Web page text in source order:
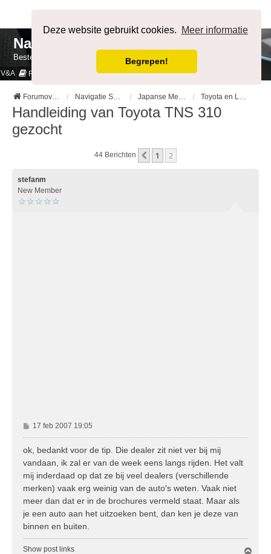
Deze website gebruikt cookies. Meer informatie
Begrepen!
NavigatieForum
Bestemming bereikt.
V&A Regels
Forumoverzicht Navigatie Systemen op Auto merk Japanse Merken Toyota en Lexus
Handleiding van Toyota TNS 310
gezocht
44 Berichten Vorige
1 2
stefanm
New Member
B
e
c
h
t
17 feb 2007 19:05
ok, bedankt voor de tip. Die dealer zit niet ver bij mij
vandaan, ik zal er van de week eens langs rijden. Het valt
mij inderdaad op dat ze bij veel dealers (verschillende
merken) vaak erg weinig van de auto's weten. Vaak niet
meer dan dat er in de brochures vermeld staat. Maar als
je een auto aan het uitzoeken bent, dan ken je deze van
binnen en buiten.
Show post links